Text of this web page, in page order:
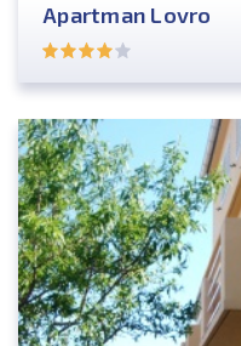
Apartman Lovro